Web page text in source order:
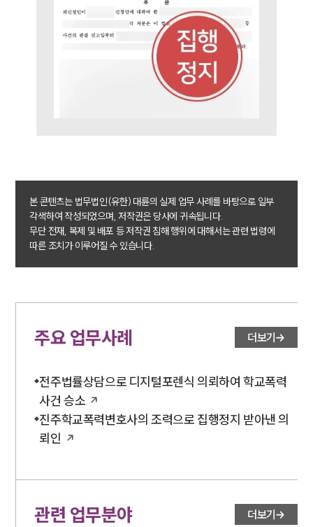
팀소개
팀소개
대륜의 강점
오시는 길
글로벌 파트너 로펌
업무사례
주요 업무사례
사례분석/최신동향
법률정보
고객후기
학교폭력대응팀 업무
소식/자료
본 콘텐츠는 법무법인(유한) 대륜의 실제 업무 사례를 바탕으로 일부
각색하여 작성되었으며, 저작권은 당사에 귀속됩니다.
무단 전재, 복제 및 배포 등 저작권 침해 행위에 대해서는 관련 법령에
따른 조치가 이루어질 수 있습니다.
주요 업무사례 더보기
전주법률상담으로 디지털포렌식 의뢰하여 학교폭력
사건 승소
진주학교폭력변호사의 조력으로 집행정지 받아낸 의
뢰인
관련 업무분야 더보기